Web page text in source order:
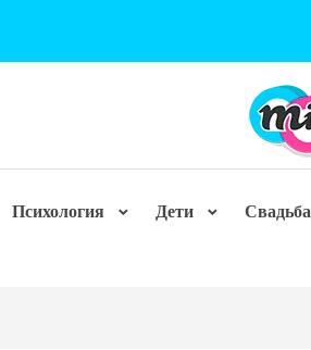
Психология Дети Свадьба